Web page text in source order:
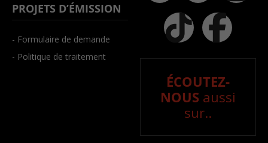
PROJETS D’ÉMISSION
- Formulaire de demande
- Politique de traitement
ÉCOUTEZ-
NOUS aussi
sur..